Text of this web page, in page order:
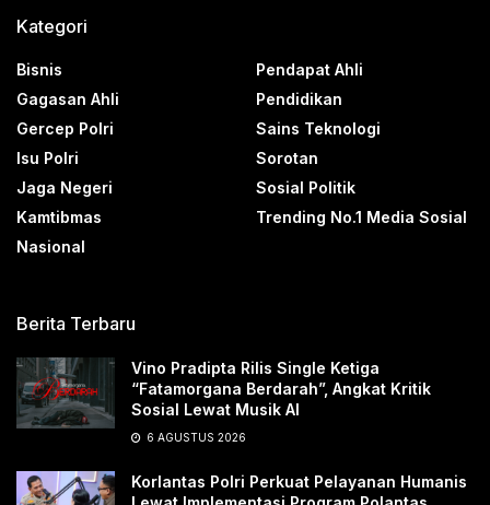
Kategori
Bisnis
Gagasan Ahli
Gercep Polri
Isu Polri
Jaga Negeri
Kamtibmas
Nasional
Pendapat Ahli
Pendidikan
Sains Teknologi
Sorotan
Sosial Politik
Trending No.1 Media Sosial
Berita Terbaru
Vino Pradipta Rilis Single Ketiga
“Fatamorgana Berdarah”, Angkat Kritik
Sosial Lewat Musik AI
6 AGUSTUS 2026
Korlantas Polri Perkuat Pelayanan Humanis